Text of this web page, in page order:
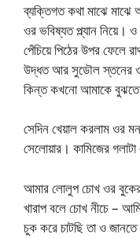
ব্যক্তিগত কথা মাঝে
ওর ভবিষ্যত প্ল্যান নিয়ে।
পেঁচিয়ে পিঠের উপর ফেলে
উদ্ধত আর সুডৌল স্তনের
কিন্ত কখনো আমাকে বুঝতে
সেদিন খেয়াল করলাম ওর
সেলোয়ার। কামিজের
আমার লোলুপ চোখ ওর
খারাপ বলে চোখ নীচে –
চুক করে চাটছি তা ও